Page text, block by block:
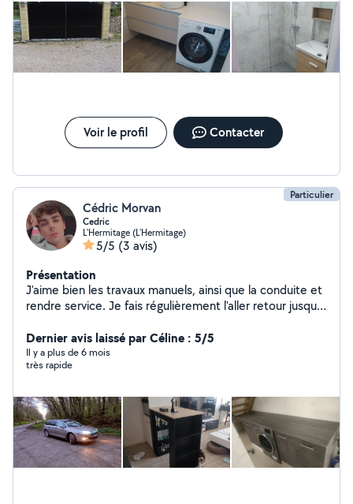
bonne qualité . je referais appel à Dominique et je recommande
chaleureusement.
Voir le profil Contacter
Particulier
Cédric Morvan
Cedric
L'Hermitage (L'Hermitage)
5/5 (3 avis)
Présentation
J'aime bien les travaux manuels, ainsi que la conduite et
rendre service. Je fais régulièrement l'aller retour jusqu'à
Dernier avis laissé par Céline : 5/5
Il y a plus de 6 mois
très rapide